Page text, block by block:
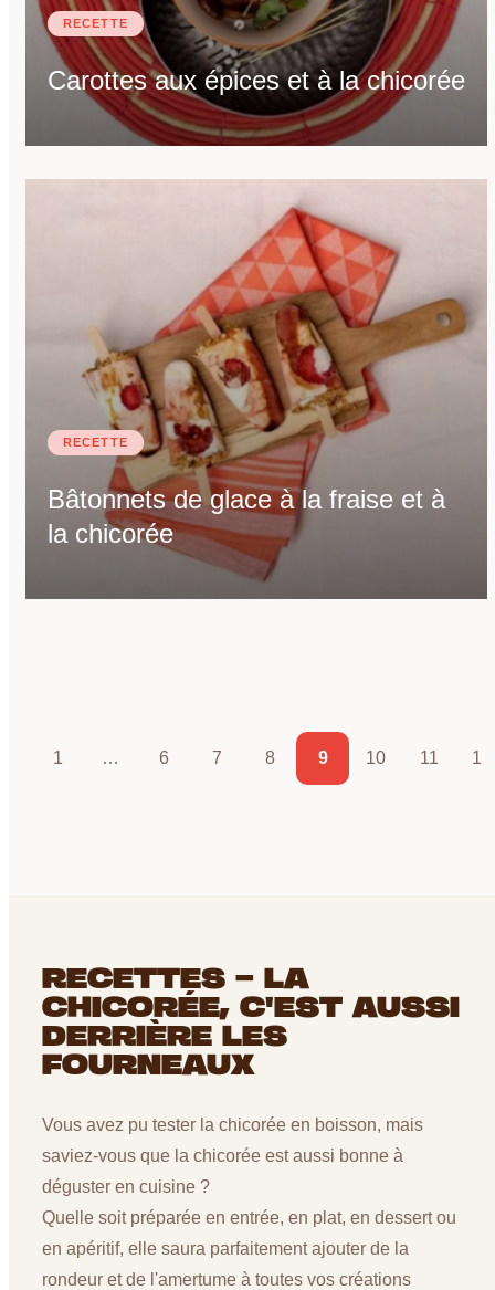
RECETTE
Carottes aux épices et à la chicorée
RECETTE
Bâtonnets de glace à la fraise et à
la chicorée
1 … 6 7 8 9 10 11 12
RECETTES - LA
CHICORÉE, C'EST AUSSI
DERRIÈRE LES
FOURNEAUX
Vous avez pu tester la chicorée en boisson, mais
saviez-vous que la chicorée est aussi bonne à
déguster en cuisine ?
Quelle soit préparée en entrée, en plat, en dessert ou
en apéritif, elle saura parfaitement ajouter de la
rondeur et de l'amertume à toutes vos créations